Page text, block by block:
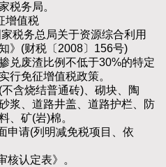
务局。
值税
务总局关于资源综合利用
》(财税〔2008〕156号)
废渣比例不低于30%的特定
行免征增值税政策。
烧结普通砖)、砌块、陶
浆、道路井盖、道路护栏、防
、矿(岩)棉。
请(列明减免税项目、依
认定表》。